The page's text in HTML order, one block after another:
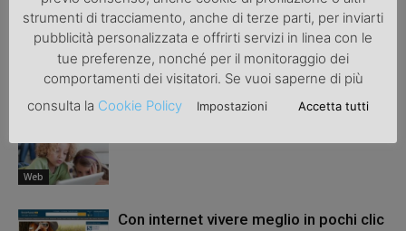
Come il web ha cambiato il modo di
fare acquisti
Web
Con internet vivere meglio in pochi clic
strumenti di tracciamento, anche di terze parti, per inviarti
pubblicità personalizzata e offrirti servizi in linea con le
tue preferenze, nonché per il monitoraggio dei
comportamenti dei visitatori. Se vuoi saperne di più
consulta la Cookie Policy Impostazioni Accetta tutti